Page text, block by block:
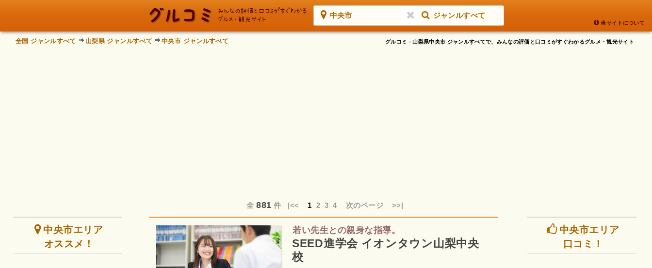
中央市 ジャンルすべて
当サイトについて
グルコミ - 山梨県中央市 ジャンルすべてで、みんなの評価と口コミがすぐわかるグルメ・観光サイト
全国 ジャンルすべて 山梨県 ジャンルすべて 中央市 ジャンルすべて
全881 件 |<< 1 2 3 4 次のページ >>|
若い先生との親身な指導。
SEED進学会 イオンタウン山梨中央
校
中央市エリア
オススメ！
中央市エリア
口コミ！